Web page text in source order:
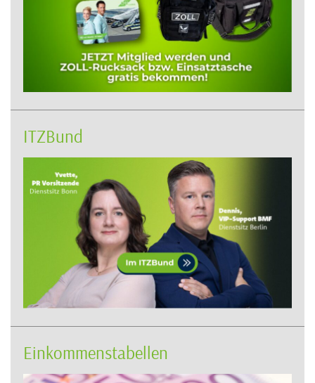
ITZBund
Einkommenstabellen